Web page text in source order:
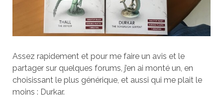
Assez rapidement et pour me faire un avis et le
partager sur quelques forums, j’en ai monté un, en
choisissant le plus générique, et aussi qui me plait le
moins : Durkar.